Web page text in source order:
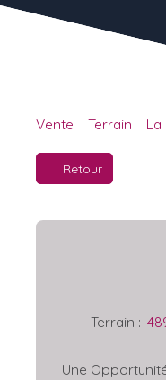
Vente Terrain La
Retour
Terrain :
Une